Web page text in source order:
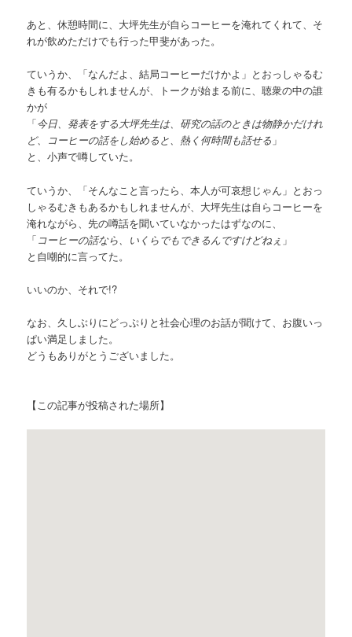
あと、休憩時間に、大坪先生が自らコーヒーを淹れてくれて、そ
れが飲めただけでも行った甲斐があった。
ていうか、「なんだよ、結局コーヒーだけかよ」とおっしゃるむ
きも有るかもしれませんが、トークが始まる前に、聴衆の中の誰
かが
「今日、発表をする大坪先生は、研究の話のときは物静かだけれ
ど、コーヒーの話をし始めると、熱く何時間も話せる 」
と、小声で噂していた。
ていうか、「そんなこと言ったら、本人が可哀想じゃん」とおっ
しゃるむきもあるかもしれませんが、大坪先生は自らコーヒーを
淹れながら、先の噂話を聞いていなかったはずなのに、
「 コーヒーの話なら、いくらでもできるんですけどねぇ 」
と自嘲的に言ってた。
いいのか、それで!?
なお、久しぶりにどっぷりと社会心理のお話が聞けて、お腹いっ
ぱい満足しました。
どうもありがとうございました。
【この記事が投稿された場所】